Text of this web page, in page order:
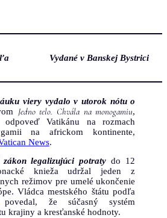
Vydané v Banskej Bystrici
vieryvydalo v utorok nótu o
Jedno telo. Chvála na monogamiu,
odpoveď Vatikánu na rozmach
na africkom kontinente,
News.
legalizujúci potratydo 12
knieža udržal jeden z
režimov pre umelé ukončenie
Vládca mestského štátu podľa
že súčasný systém
krajiny a kresťanské hodnoty.